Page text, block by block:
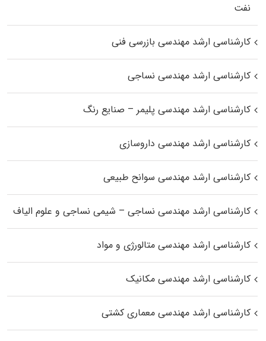
نفت
کارشناسی ارشد مهندسی بازرسی فنی
کارشناسی ارشد مهندسی نساجی
کارشناسی ارشد مهندسی پلیمر – صنایع رنگ
کارشناسی ارشد مهندسی داروسازی
کارشناسی ارشد مهندسی سوانح طبیعی
کارشناسی ارشد مهندسی نساجی – شیمی نساجی و علوم الیاف
کارشناسی ارشد مهندسی متالورژی و مواد
کارشناسی ارشد مهندسی مکانیک
کارشناسی ارشد مهندسی معماری کشتی